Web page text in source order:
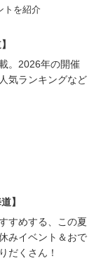
トを紹介
。2026年の開催
気ランキングなど
】
すめする、この夏
みイベント＆おで
だくさん！